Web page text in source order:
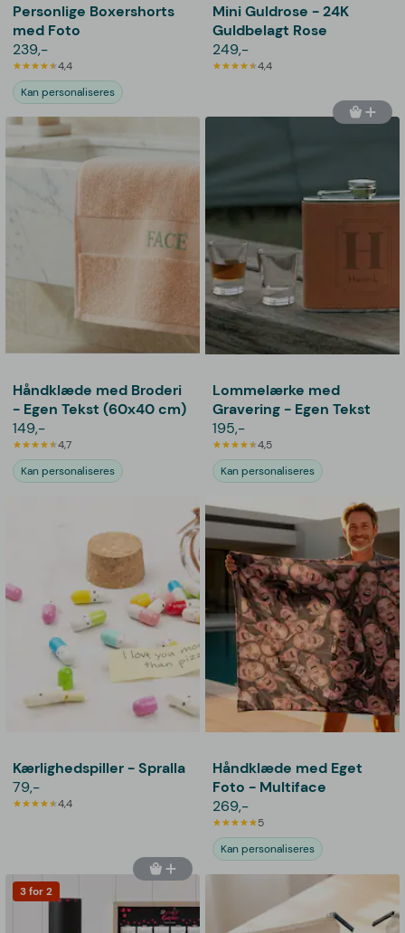
Personlige Boxershorts
med Foto
239,-
4,4
Kan personaliseres
Mini Guldrose - 24K
Guldbelagt Rose
249,-
4,4
Håndklæde med Broderi
- Egen Tekst (60x40 cm)
149,-
4,7
Kan personaliseres
Lommelærke med
Gravering - Egen Tekst
195,-
4,5
Kan personaliseres
Kærlighedspiller - Spralla
79,-
4,4
Håndklæde med Eget
Foto - Multiface
269,-
5
Kan personaliseres
3 for 2